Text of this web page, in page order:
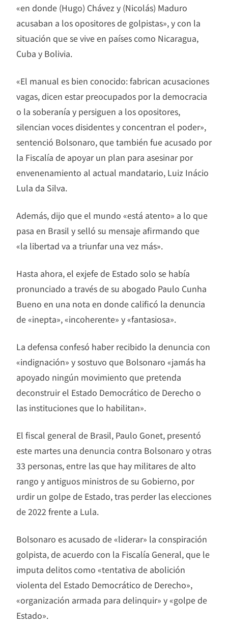
«en donde (Hugo) Chávez y (Nicolás) Maduro
acusaban a los opositores de golpistas», y con la
situación que se vive en países como Nicaragua,
Cuba y Bolivia.
«El manual es bien conocido: fabrican acusaciones
vagas, dicen estar preocupados por la democracia
o la soberanía y persiguen a los opositores,
silencian voces disidentes y concentran el poder»,
sentenció Bolsonaro, que también fue acusado por
la Fiscalía de apoyar un plan para asesinar por
envenenamiento al actual mandatario, Luiz Inácio
Lula da Silva.
Además, dijo que el mundo «está atento» a lo que
pasa en Brasil y selló su mensaje afirmando que
«la libertad va a triunfar una vez más».
Hasta ahora, el exjefe de Estado solo se había
pronunciado a través de su abogado Paulo Cunha
Bueno en una nota en donde calificó la denuncia
de «inepta», «incoherente» y «fantasiosa».
La defensa confesó haber recibido la denuncia con
«indignación» y sostuvo que Bolsonaro «jamás ha
apoyado ningún movimiento que pretenda
deconstruir el Estado Democrático de Derecho o
las instituciones que lo habilitan».
El fiscal general de Brasil, Paulo Gonet, presentó
este martes una denuncia contra Bolsonaro y otras
33 personas, entre las que hay militares de alto
rango y antiguos ministros de su Gobierno, por
urdir un golpe de Estado, tras perder las elecciones
de 2022 frente a Lula.
Bolsonaro es acusado de «liderar» la conspiración
golpista, de acuerdo con la Fiscalía General, que le
imputa delitos como «tentativa de abolición
violenta del Estado Democrático de Derecho»,
«organización armada para delinquir» y «golpe de
Estado».